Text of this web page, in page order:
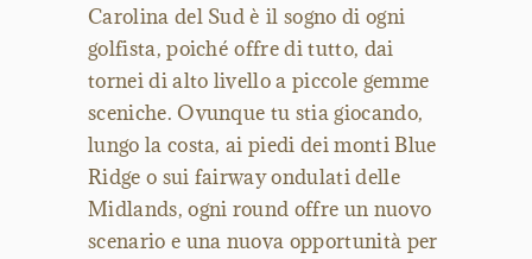
Carolina del Sud è il sogno di ogni
golfista, poiché offre di tutto, dai
tornei di alto livello a piccole gemme
sceniche. Ovunque tu stia giocando,
lungo la costa, ai piedi dei monti Blue
Ridge o sui fairway ondulati delle
Midlands, ogni round offre un nuovo
scenario e una nuova opportunità per